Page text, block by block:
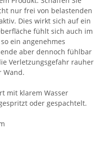
nur frei von belastenden
Dies wirkt sich auf ein
fühlt sich auch im
ein angenehmes
aber dennoch fühlbar
Verletzungsgefahr rauher
Wand.
mit klarem Wasser
oder gespachtelt.